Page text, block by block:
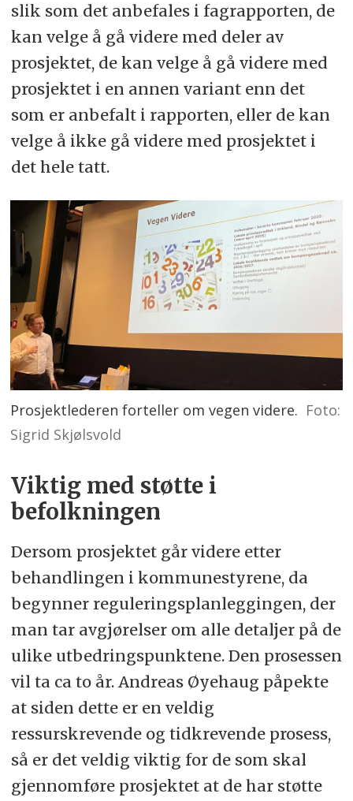
slik som det anbefales i fagrapporten, de
kan velge å gå videre med deler av
prosjektet, de kan velge å gå videre med
prosjektet i en annen variant enn det
som er anbefalt i rapporten, eller de kan
velge å ikke gå videre med prosjektet i
det hele tatt.
Prosjektlederen forteller om vegen videre. Foto:
Sigrid Skjølsvold
Viktig med støtte i
befolkningen
Dersom prosjektet går videre etter
behandlingen i kommunestyrene, da
begynner reguleringsplanleggingen, der
man tar avgjørelser om alle detaljer på de
ulike utbedringspunktene. Den prosessen
vil ta ca to år. Andreas Øyehaug påpekte
at siden dette er en veldig
ressurskrevende og tidkrevende prosess,
så er det veldig viktig for de som skal
gjennomføre prosjektet at de har støtte